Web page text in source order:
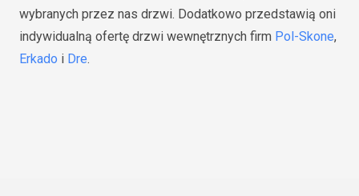
wybranych przez nas drzwi. Dodatkowo przedstawią oni
indywidualną ofertę drzwi wewnętrznych firm Pol-Skone,
Erkado i Dre.